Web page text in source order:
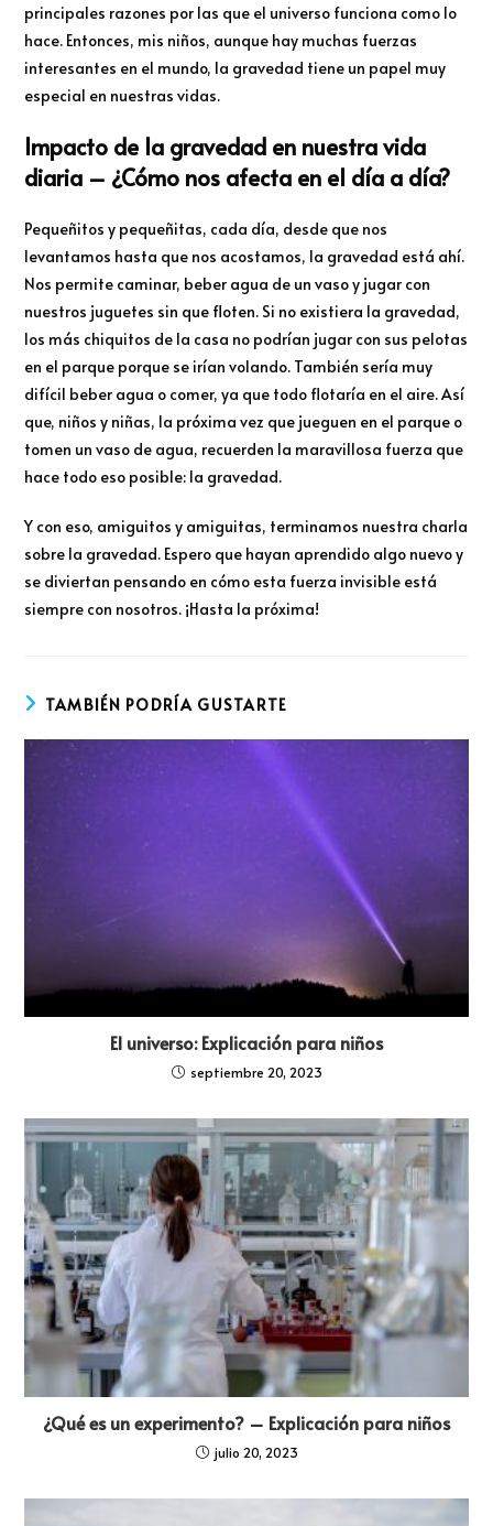
principales razones por las que el universo funciona como lo
hace. Entonces, mis niños, aunque hay muchas fuerzas
interesantes en el mundo, la gravedad tiene un papel muy
especial en nuestras vidas.
Impacto de la gravedad en nuestra vida
diaria – ¿Cómo nos afecta en el día a día?
Pequeñitos y pequeñitas, cada día, desde que nos
levantamos hasta que nos acostamos, la gravedad está ahí.
Nos permite caminar, beber agua de un vaso y jugar con
nuestros juguetes sin que floten. Si no existiera la gravedad,
los más chiquitos de la casa no podrían jugar con sus pelotas
en el parque porque se irían volando. También sería muy
difícil beber agua o comer, ya que todo flotaría en el aire. Así
que, niños y niñas, la próxima vez que jueguen en el parque o
tomen un vaso de agua, recuerden la maravillosa fuerza que
hace todo eso posible: la gravedad.
Y con eso, amiguitos y amiguitas, terminamos nuestra charla
sobre la gravedad. Espero que hayan aprendido algo nuevo y
se diviertan pensando en cómo esta fuerza invisible está
siempre con nosotros. ¡Hasta la próxima!
TAMBIÉN PODRÍA GUSTARTE
El universo: Explicación para niños
septiembre 20, 2023
¿Qué es un experimento? – Explicación para niños
julio 20, 2023